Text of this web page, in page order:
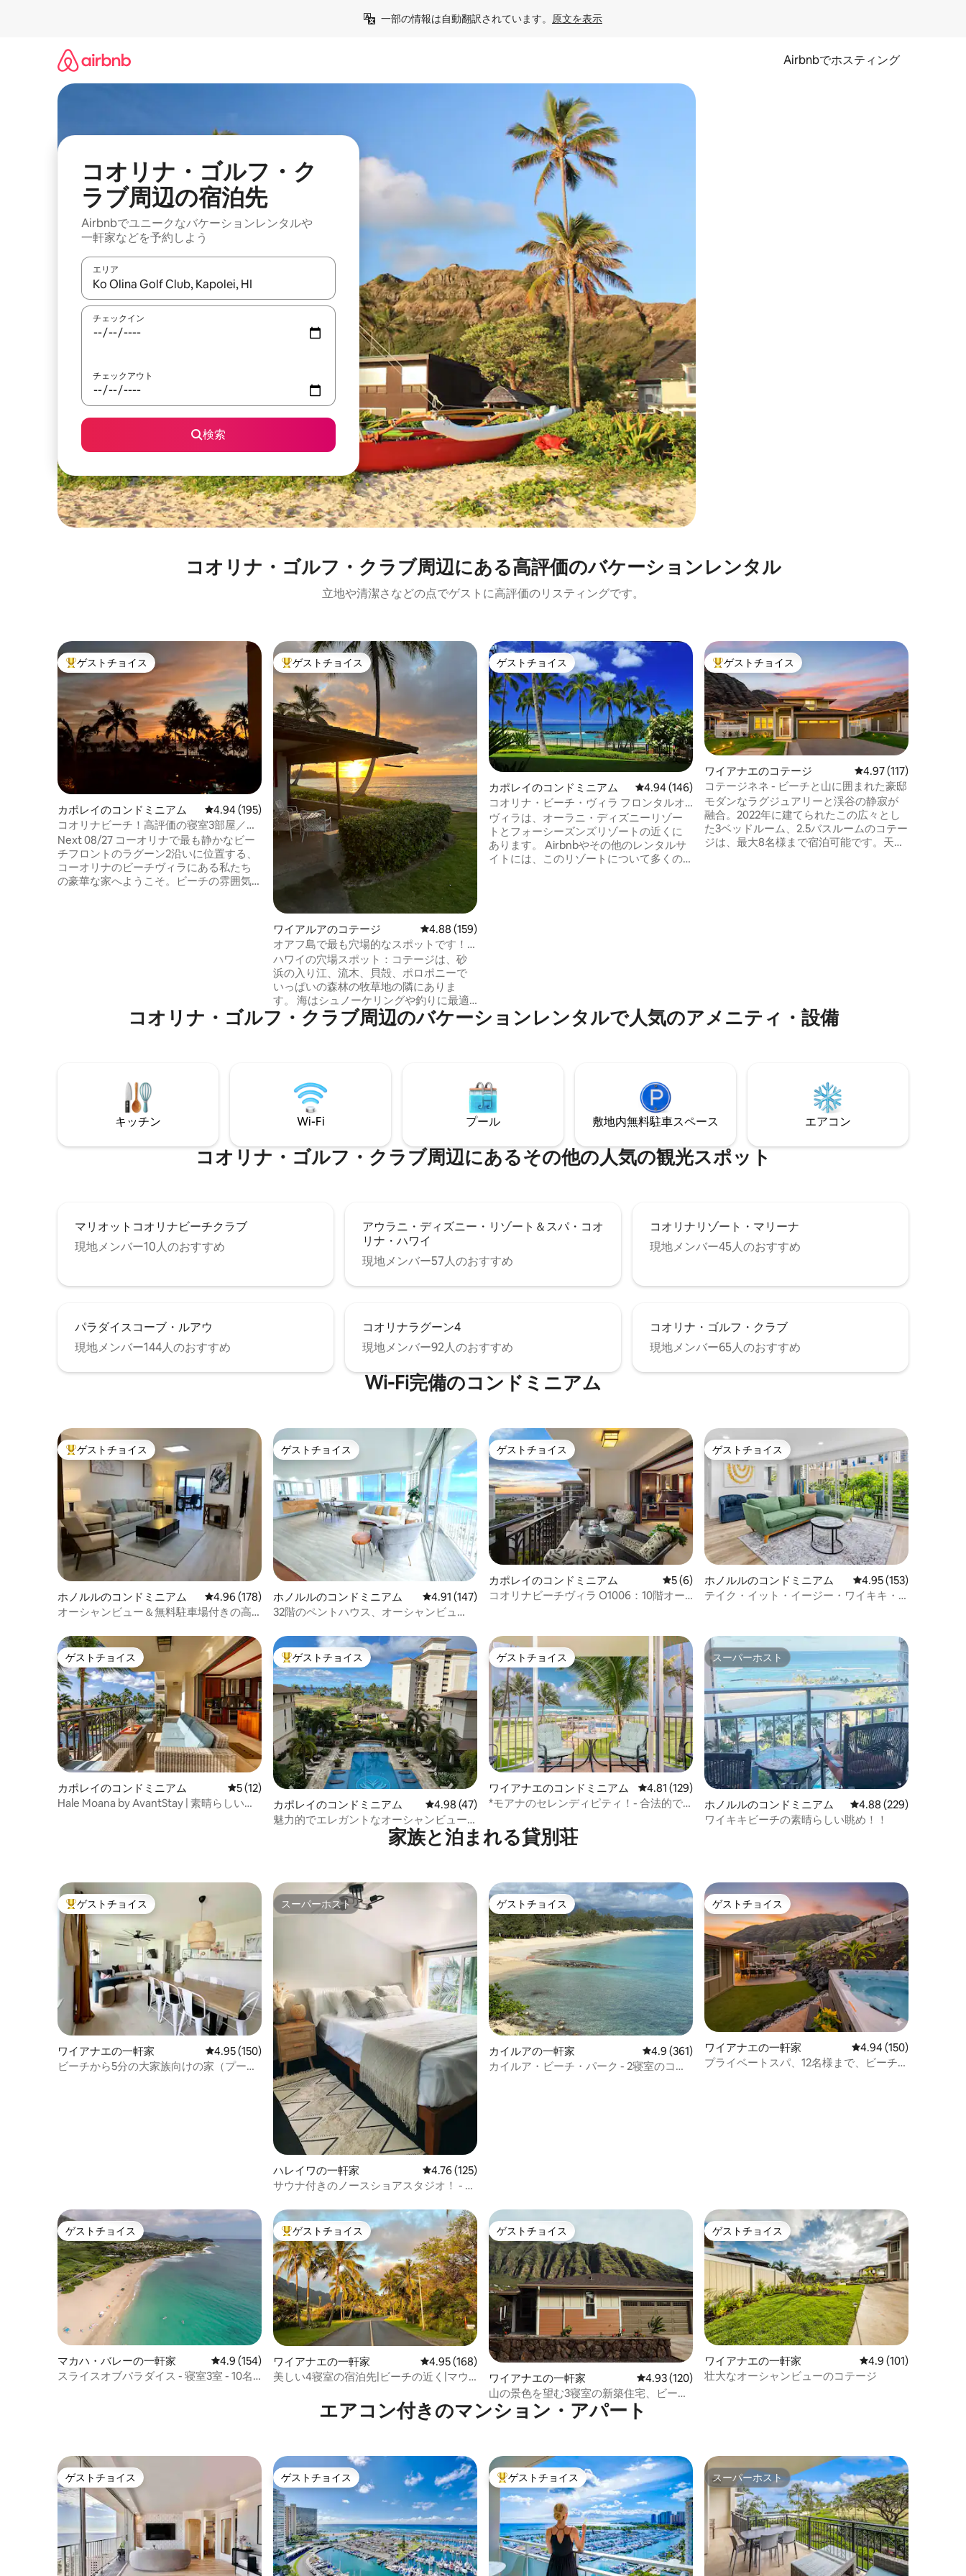
一部の情報は自動翻訳されています。 原文を表示
Airbnbでホスティング
コオリナ・ゴルフ・ク
ラブ⁠周⁠辺⁠の宿⁠泊⁠先
Airbnbでユニークなバ⁠ケ⁠ー⁠シ⁠ョ⁠ンレ⁠ン⁠タ⁠ルや
一⁠軒⁠家な⁠ど⁠を予⁠約⁠し⁠よ⁠う
エリア
検索結果が表示されたら、上下の矢印キーを使って移動するか、画面をタッチまたはスワイプして検索結果を確認することができます。
チェックイン
チェックアウト
検索
コオリナ・ゴルフ・クラブ⁠周⁠辺⁠に⁠あ⁠る高⁠評⁠価⁠のバ⁠ケ⁠ー⁠シ⁠ョ⁠ン⁠レ⁠ン⁠タ⁠ル
立地や清潔さなどの点でゲストに高評価のリスティングです。
大好評のゲストチョイスです。
ゲストチョイス
カポレイのコンドミニアム レビュー195件、5つ星中4.94つ星の平均評価
4.94 (195)
コオリナビーチ！高評価の寝室3部屋／バ
スルーム3つ、次回は8月27日
Next 08/27 コーオリナで最も静かなビー
チフロントのラグーン2沿いに位置する、
コーオリナのビーチヴィラにある私たち
の豪華な家へようこそ。ビーチの雰囲気
り、広々としたスペースと贅沢な雰囲気
をお求めのゲストにとって完璧な隠れ家
大好評のゲストチョイスです。
ゲストチョイス
ワイアルアのコテージ レビュー159件、5つ星中4.88つ星の平均評価
4.88 (159)
オアフ島で最も穴場的なスポットです！
認可を受けています！
ハワイの穴場スポット：コテージは、砂
浜の入り江、流木、貝殻、ポロポニーで
いっぱいの森林の牧草地の隣にありま
す。 海はシュノーケリングや釣りに最適
です。1マイル以内に2つのサーフブレイク
があり、ウィンドサーファーはほとんど
芝生のチッピンググリーン、テニスコー
トがあります。 テレビとWi-Fiを備えてい
ます。 ライセンス番号90/TVU-0108。 GE
-142 -964 -5312 -01。 TMK：1-6-8-009-
ゲストチョイス
ゲストチョイス
カポレイのコンドミニアム レビュー146件、5つ星中4.94つ星の平均評価
4.94 (146)
コオリナ・ビーチ・ヴィラ フロンタルオ
ーシャンビュー 2寝室/2バスルーム
ヴィラは、オーラニ・ディズニーリゾー
トとフォーシーズンズリゾートの近くに
あります。 Airbnbやその他のレンタルサ
イトには、このリゾートについて多くの
の価値！
大好評のゲストチョイスです。
ゲストチョイス
ワイアナエのコテージ レビュー117件、5つ
4.97 (117)
コテージネネ - ビーチと山に囲まれた豪邸
モダンなラグジュアリーと渓谷の静寂が
融合。2022年に建てられたこの広々とし
た3ベッドルーム、2.5バスルームのコテー
ジは、最大8名様まで宿泊可能です。天井
コオリナ・ゴルフ・クラブ⁠周⁠辺⁠のバ⁠ケ⁠ー⁠シ⁠ョ⁠ン⁠レ⁠ン⁠タ⁠ル⁠で人⁠気⁠のア⁠メ⁠ニ⁠テ⁠ィ⁠・⁠設⁠備
キッチン Wi-Fi プール 敷地内無料駐⁠車ス⁠ペ⁠ー⁠ス エアコン
コオリナ・ゴルフ・クラブ⁠周⁠辺⁠に⁠あ⁠るそ⁠の⁠他⁠の人⁠気⁠の観⁠光⁠ス⁠ポ⁠ッ⁠ト
マリオットコオリナビーチクラブ
現地メンバー10人のおすすめ
アウラニ・ディズニー・リゾート＆スパ・コオ
リナ・ハワイ
現地メンバー57人のおすすめ
コオリナリゾート・マリーナ
現地メンバー45人のおすすめ
パラダイスコーブ・ルアウ
現地メンバー144人のおすすめ
コオリナラグーン4
現地メンバー92人のおすすめ
コオリナ・ゴルフ・クラブ
現地メンバー65人のおすすめ
Wi-Fi完備のコンドミニアム
大好評のゲストチョイスです。
ゲストチョイス
ホノルルのコンドミニアム レビュー178件、5つ星中4.96つ星の平均評価
4.96 (178)
オーシャンビュー＆無料駐車場付きの高
ゲストチョイス
ゲストチョイス
ホノルルのコンドミニアム レビュー147件、5つ星中4.91つ星の平均評価
4.91 (147)
32階のペントハウス、オーシャンビュ
ゲストチョイス
ゲストチョイス
カポレイのコンドミニアム レビュー6件、5つ星中5つ星の平均評価
5 (6)
コオリナビーチヴィラ O1006：10階オー
ゲストチョイス
ゲストチョイス
ホノルルのコンドミニアム レビュー153件、5つ
4.95 (153)
テイク・イット・イージー・ワイキキ・
ゲストチョイス
ゲストチョイス
カポレイのコンドミニアム レビュー12件、5つ星中5つ星の平均評価
5 (12)
Hale Moana by AvantStay | 素晴らしいビ
大好評のゲストチョイスです。
ゲストチョイス
カポレイのコンドミニアム レビュー47件、5つ星中4.98つ星の平均評価
4.98 (47)
魅力的でエレガントなオーシャンビュー
のラグジュアリービーチヴィラ
ゲストチョイス
ゲストチョイス
ワイアナエのコンドミニアム レビュー129件、5つ星中4.81つ星の平均評価
4.81 (129)
*モアナのセレンディピティ！- 合法的で
スーパーホスト
スーパーホスト
ホノルルのコンドミニアム レビュー229件、5つ星
4.88 (229)
ワイキキビーチの素晴らしい眺め！！
家族と泊まれる貸別荘
大好評のゲストチョイスです。
ゲストチョイス
ワイアナエの一軒家 レビュー150件、5つ星中4.95つ星の平均評価
4.95 (150)
ビーチから5分の大家族向けの家（プール
スーパーホスト
スーパーホスト
ハレイワの一軒家 レビュー125件、5つ星中4.76つ星の平均評価
4.76 (125)
サウナ付きのノースショアスタジオ！ - ビ
ゲストチョイス
ゲストチョイス
カイルアの一軒家 レビュー361件、5つ星中4.9つ星の平均評価
4.9 (361)
カイルア・ビーチ・パーク - 2寝室のコテ
ゲストチョイス
ゲストチョイス
ワイアナエの一軒家 レビュー150件、5つ
4.94 (150)
プライベートスパ、12名様まで、ビーチま
ゲストチョイス
ゲストチョイス
マカハ・バレーの一軒家 レビュー154件、5つ星中4.9つ星の平均評価
4.9 (154)
スライスオブパラダイス - 寝室3室 - 10名
大好評のゲストチョイスです。
ゲストチョイス
ワイアナエの一軒家 レビュー168件、5つ星中4.95つ星の平均評価
4.95 (168)
美しい4寝室の宿泊先|ビーチの近く|マウ
ゲストチョイス
ゲストチョイス
ワイアナエの一軒家 レビュー120件、5つ星中4.93つ星の平均評価
4.93 (120)
山の景色を望む3寝室の新築住宅、ビーチ
に近い
ゲストチョイス
ゲストチョイス
ワイアナエの一軒家 レビュー101件、5つ
4.9 (101)
壮大なオーシャンビューのコテージ
エアコン付きのマンション・アパート
ゲストチョイス
ゲストチョイス ゲストチョイス
ゲストチョイス 大好評のゲストチョイスです。
ゲストチョイス スーパーホスト
スーパーホスト